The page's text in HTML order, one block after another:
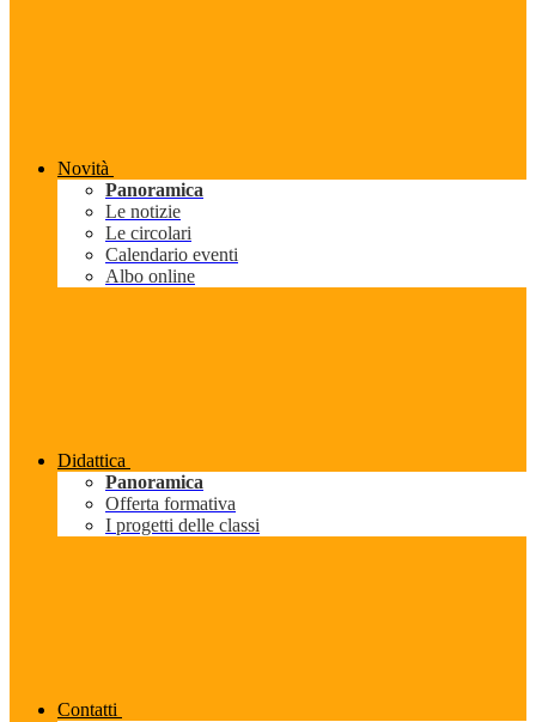
Novità
Panoramica
Le notizie
Le circolari
Calendario eventi
Albo online
Didattica
Panoramica
Offerta formativa
I progetti delle classi
Contatti